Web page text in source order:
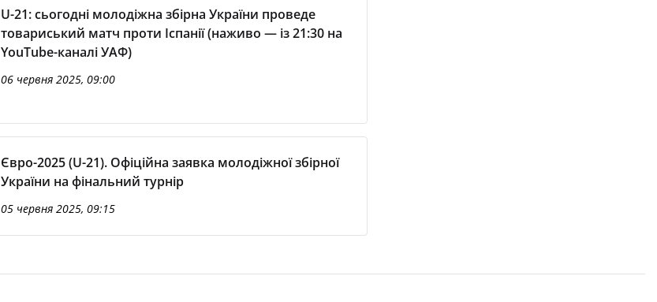
U-21: сьогодні молодіжна збірна України проведе
товариський матч проти Іспанії (наживо — із 21:30 на
YouTube-каналі УАФ)
06 червня 2025, 09:00
Євро-2025 (U-21). Офіційна заявка молодіжної збірної
України на фінальний турнір
05 червня 2025, 09:15